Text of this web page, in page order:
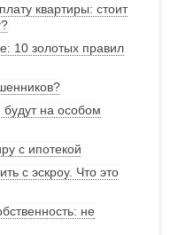
квартиры: стоит
10 золотых правил
на особом
с ипотекой
с эскроу. Что это
не